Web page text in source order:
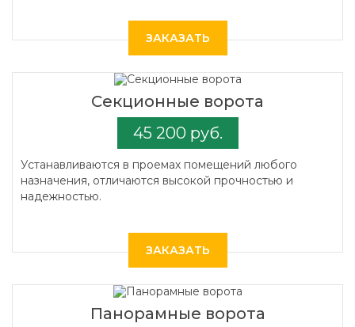
ЗАКАЗАТЬ
Секционные ворота
45 200 руб.
Устанавливаются в проемах помещений любого
назначения, отличаются высокой прочностью и
надежностью.
ЗАКАЗАТЬ
Панорамные ворота